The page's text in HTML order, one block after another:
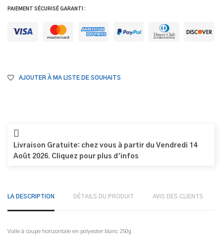
PAIEMENT SÉCURISÉ GARANTI :
AJOUTER À MA LISTE DE SOUHAITS
Livraison Gratuite: chez vous à partir du Vendredi 14
Août 2026. Cliquez pour plus d'infos
LA DESCRIPTION DÉTAILS DU PRODUIT AVIS DES CLIENTS
Voile à coupe horizontale en polyester blanc 250g